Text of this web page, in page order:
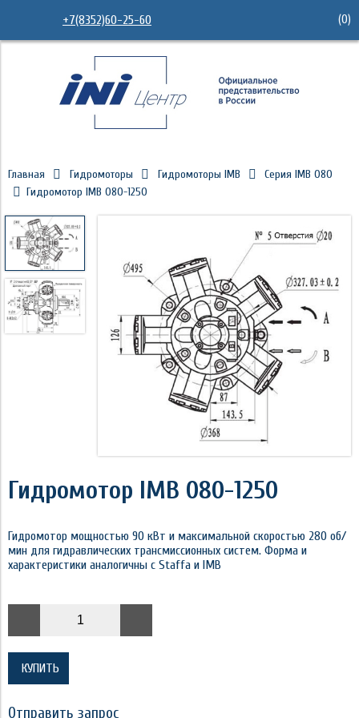
+7(8352)60-25-60 (0)
Главная Гидромоторы Гидромоторы IMB
Серия IMB 080
Гидромотор IMB 080-1250
Гидромотор IMB 080-1250
Гидромотор мощностью 90 кВт и максимальной скоростью 280 об/
мин для гидравлических трансмиссионных систем. Форма и
характеристики аналогичны с Staffa и IMB
КУПИТЬ
Отправить запрос